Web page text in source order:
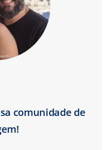
comunidade de